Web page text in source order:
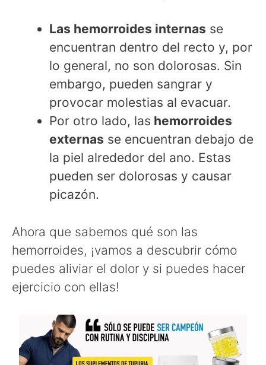
Las hemorroides internas se
encuentran dentro del recto y, por
lo general, no son dolorosas. Sin
embargo, pueden sangrar y
provocar molestias al evacuar.
Por otro lado, las hemorroides
externas se encuentran debajo de
la piel alrededor del ano. Estas
pueden ser dolorosas y causar
picazón.
Ahora que sabemos qué son las
hemorroides, ¡vamos a descubrir cómo
puedes aliviar el dolor y si puedes hacer
ejercicio con ellas!